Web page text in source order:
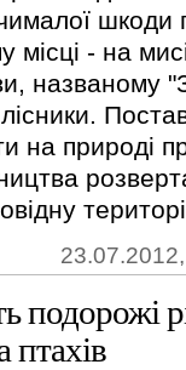
шкоди
місці - на
названому
на природі
подорожі
птахів